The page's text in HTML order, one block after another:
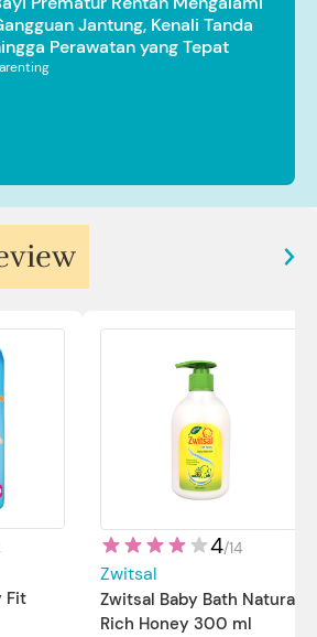
Jantung, Kenali Tanda
Perawatan yang Tepat
Fit
4/14
Zwitsal
Zwitsal Baby Bath Natural
Rich Honey 300 ml